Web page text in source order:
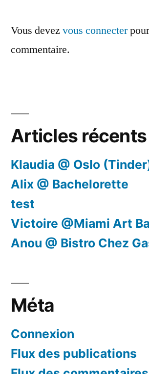
Vous devez vous connecter
commentaire.
Articles récents
Klaudia @ Oslo
Alix @ Bachelorette
test
Victoire @Miami Art
Anou @ Bistro Chez
Méta
Connexion
Flux des publications